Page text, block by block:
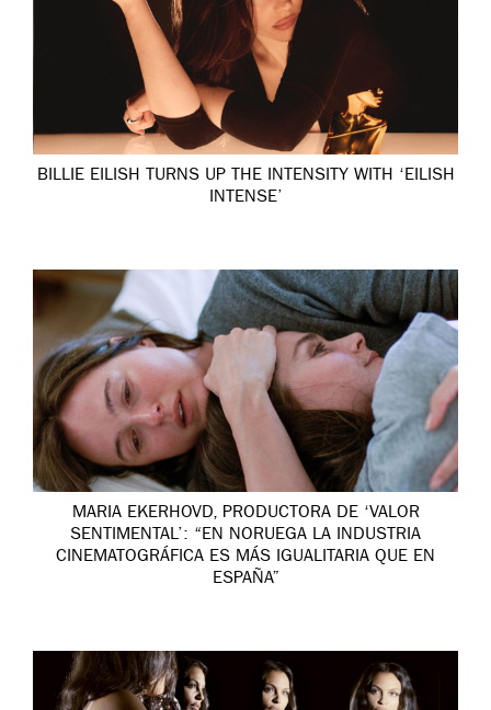
BILLIE EILISH TURNS UP THE INTENSITY WITH ‘EILISH
INTENSE’
MARIA EKERHOVD, PRODUCTORA DE ‘VALOR
SENTIMENTAL’: “EN NORUEGA LA INDUSTRIA
CINEMATOGRÁFICA ES MÁS IGUALITARIA QUE EN
ESPAÑA”